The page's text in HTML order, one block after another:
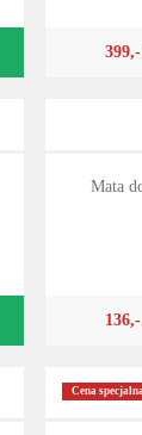
399,-
Mata
136,-
Cena